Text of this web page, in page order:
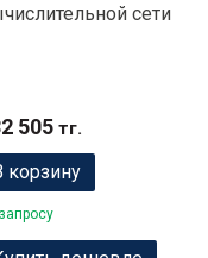
сети
505 тг.
корзину